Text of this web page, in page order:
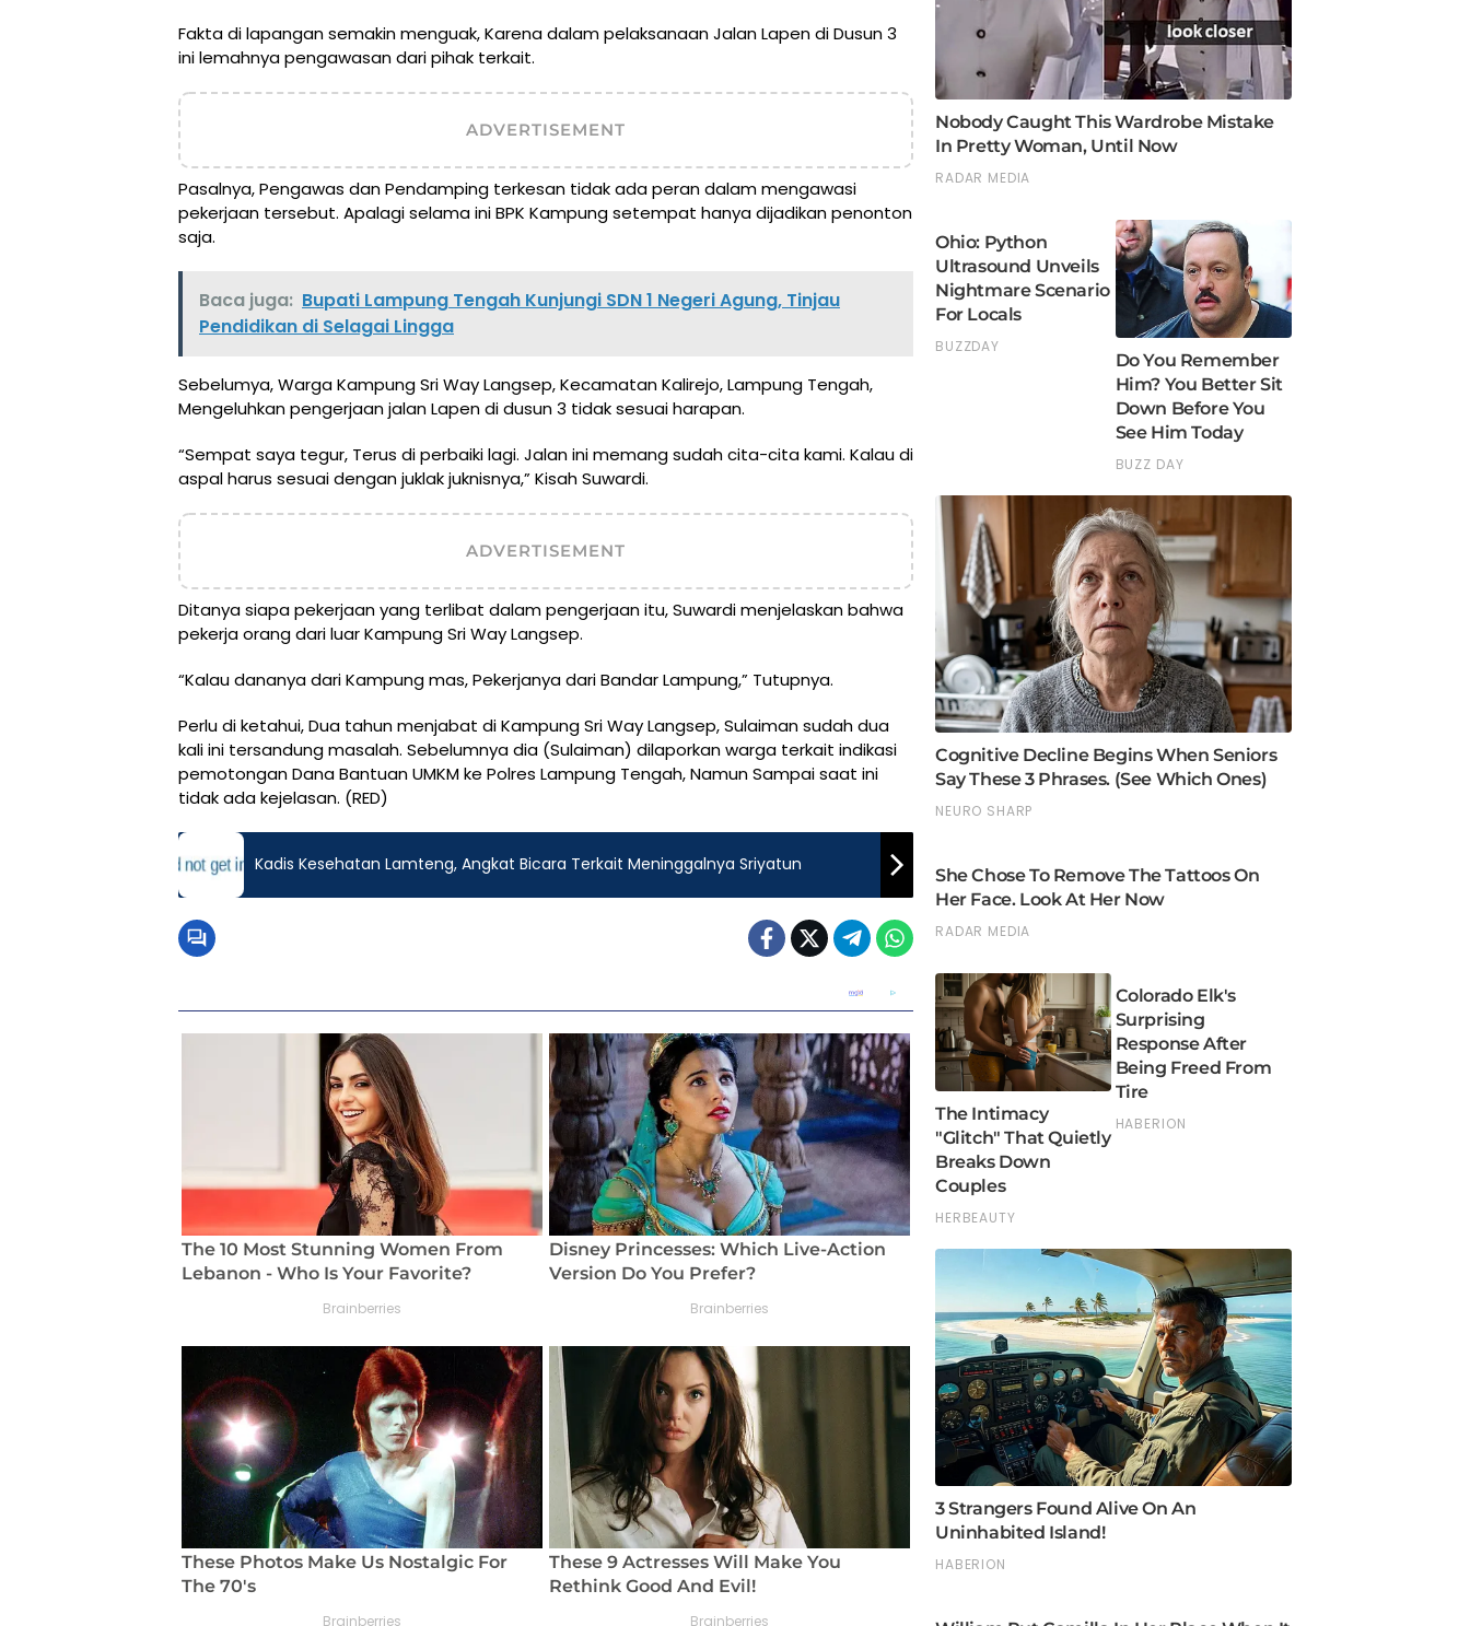
Fakta di lapangan semakin menguak, Karena dalam pelaksanaan Jalan Lapen di Dusun 3
ini lemahnya pengawasan dari pihak terkait.
ADVERTISEMENT
Pasalnya, Pengawas dan Pendamping terkesan tidak ada peran dalam mengawasi
pekerjaan tersebut. Apalagi selama ini BPK Kampung setempat hanya dijadikan penonton
saja.
Baca juga: Bupati Lampung Tengah Kunjungi SDN 1 Negeri Agung, Tinjau
Pendidikan di Selagai Lingga
Sebelumya, Warga Kampung Sri Way Langsep, Kecamatan Kalirejo, Lampung Tengah,
Mengeluhkan pengerjaan jalan Lapen di dusun 3 tidak sesuai harapan.
“Sempat saya tegur, Terus di perbaiki lagi. Jalan ini memang sudah cita-cita kami. Kalau di
aspal harus sesuai dengan juklak juknisnya,” Kisah Suwardi.
ADVERTISEMENT
Ditanya siapa pekerjaan yang terlibat dalam pengerjaan itu, Suwardi menjelaskan bahwa
pekerja orang dari luar Kampung Sri Way Langsep.
“Kalau dananya dari Kampung mas, Pekerjanya dari Bandar Lampung,” Tutupnya.
Perlu di ketahui, Dua tahun menjabat di Kampung Sri Way Langsep, Sulaiman sudah dua
kali ini tersandung masalah. Sebelumnya dia (Sulaiman) dilaporkan warga terkait indikasi
pemotongan Dana Bantuan UMKM ke Polres Lampung Tengah, Namun Sampai saat ini
tidak ada kejelasan. (RED)
Kadis Kesehatan Lamteng, Angkat Bicara Terkait Meninggalnya Sriyatun